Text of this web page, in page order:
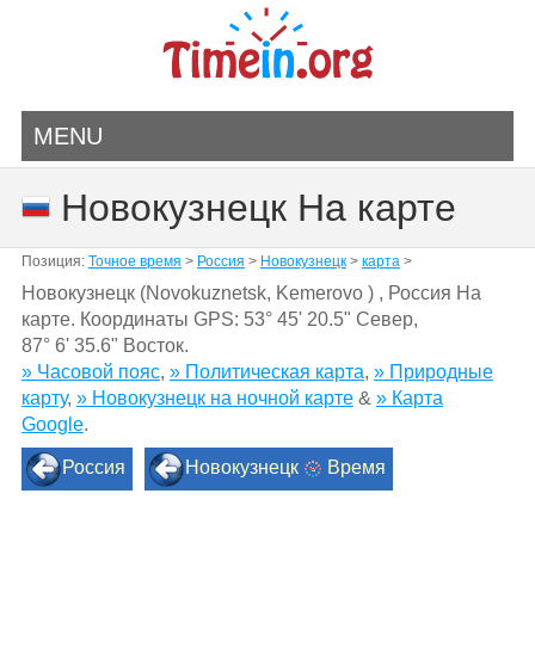
MENU
Новокузнецк На карте
Позиция: Точное время > Россия > Новокузнецк> карта>
Новокузнецк (Novokuznetsk, Kemerovo ) , Россия На
карте. Координаты GPS: 53° 45' 20.5" Север,
87° 6' 35.6" Восток.
» Часовой пояс, » Политическая карта, » Природные
карту, » Новокузнецк на ночной карте& » Карта
Google.
Россия Новокузнецк Время